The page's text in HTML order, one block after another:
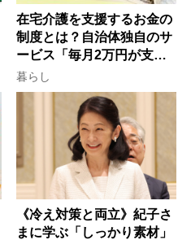
在宅介護を支援するお金の
制度とは？自治体独自のサ
ービス「毎月2万円が支給
される」ケースも【FP解
説】
暮らし
《冷え対策と両立》紀子さ
まに学ぶ「しっかり素材」